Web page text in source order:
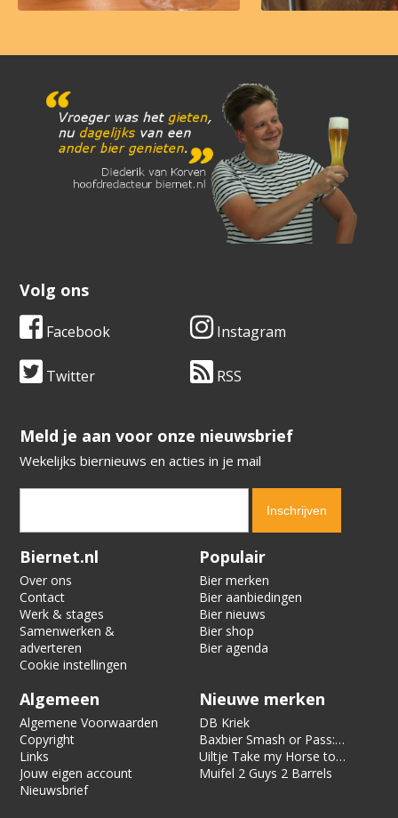
Volg ons
Facebook Instagram
Twitter RSS
​​​​​​​Meld je aan voor onze nieuwsbrief
Wekelijks biernieuws en acties in je mail
Verification code:
Biernet.nl
Over ons
Contact
Werk & stages
Samenwerken &
adverteren
Cookie instellingen
Populair
Bier merken
Bier aanbiedingen
Bier nieuws
Bier shop
Bier agenda
Algemeen
Algemene Voorwaarden
Copyright
Links
Jouw eigen account
Nieuwsbrief
Nieuwe merken
DB Kriek
Baxbier Smash or Pass:
Strata
Uiltje Take my Horse to
the Hotel Room
Muifel 2 Guys 2 Barrels